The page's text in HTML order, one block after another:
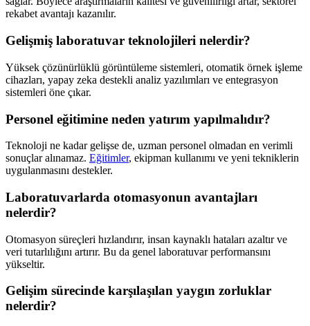
rekabet avantajı kazanılır.
Gelişmiş laboratuvar teknolojileri nelerdir?
Yüksek çözünürlüklü görüntüleme sistemleri, otomatik örnek işleme
cihazları, yapay zeka destekli analiz yazılımları ve entegrasyon
sistemleri öne çıkar.
Personel eğitimine neden yatırım yapılmalıdır?
Teknoloji ne kadar gelişse de, uzman personel olmadan en verimli
sonuçlar alınamaz. Eğitimler, ekipman kullanımı ve yeni tekniklerin
uygulanmasını destekler.
Laboratuvarlarda otomasyonun avantajları
nelerdir?
Otomasyon süreçleri hızlandırır, insan kaynaklı hataları azaltır ve
veri tutarlılığını artırır. Bu da genel laboratuvar performansını
yükseltir.
Gelişim sürecinde karşılaşılan yaygın zorluklar
nelerdir?